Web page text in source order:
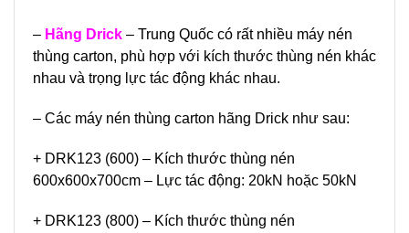
– Hãng Drick – Trung Quốc có rất nhiều máy nén
thùng carton, phù hợp với kích thước thùng nén khác
nhau và trọng lực tác động khác nhau.
– Các máy nén thùng carton hãng Drick như sau:
+ DRK123 (600) – Kích thước thùng nén
600x600x700cm – Lực tác động: 20kN hoặc 50kN
+ DRK123 (800) – Kích thước thùng nén